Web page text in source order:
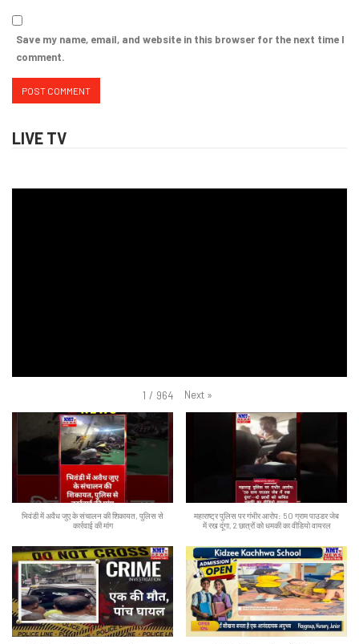
Save my name, email, and website in this browser for the next time I
comment.
LIVE TV
1 / 964 Next »
भिवंडी में अवैध जुए के संचालन की शिकायत, पुलिस से
कार्रवाई की मांग
महाराष्ट्र पुलिस पर गंभीर आरोप: 50 ग्राम पाउडर जेब
में रख दूंगा, 2 छात्रों को धमकी का वीडियो वायरल